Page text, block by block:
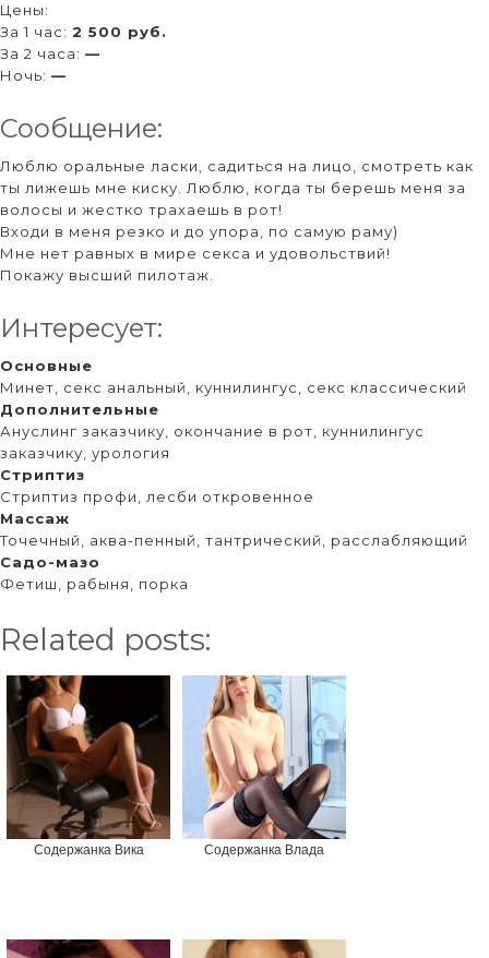
Цены:
За 1 час: 2 500 руб.
За 2 часа: —
Ночь: —
Сообщение:
Люблю оральные ласки, садиться на лицо, смотреть как
ты лижешь мне киску. Люблю, когда ты берешь меня за
волосы и жестко трахаешь в рот!
Входи в меня резко и до упора, по самую раму)
Мне нет равных в мире секса и удовольствий!
Покажу высший пилотаж.
Интересует:
Основные
Минет, секс анальный, куннилингус, секс классический
Дополнительные
Ануслинг заказчику, окончание в рот, куннилингус
заказчику, урология
Стриптиз
Стриптиз профи, лесби откровенное
Массаж
Точечный, аква-пенный, тантрический, расслабляющий
Садо-мазо
Фетиш, рабыня, порка
Related posts:
Содержанка Вика Содержанка Влада